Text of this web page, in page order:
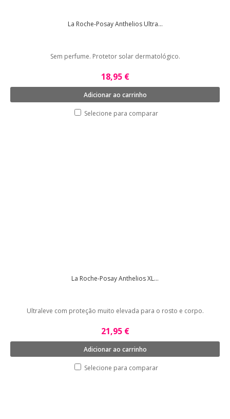
La Roche-Posay Anthelios Ultra...
Sem perfume. Protetor solar dermatológico.
18,95 €
Adicionar ao carrinho
Selecione para comparar
La Roche-Posay Anthelios XL...
Ultraleve com proteção muito elevada para o rosto e corpo.
21,95 €
Adicionar ao carrinho
Selecione para comparar